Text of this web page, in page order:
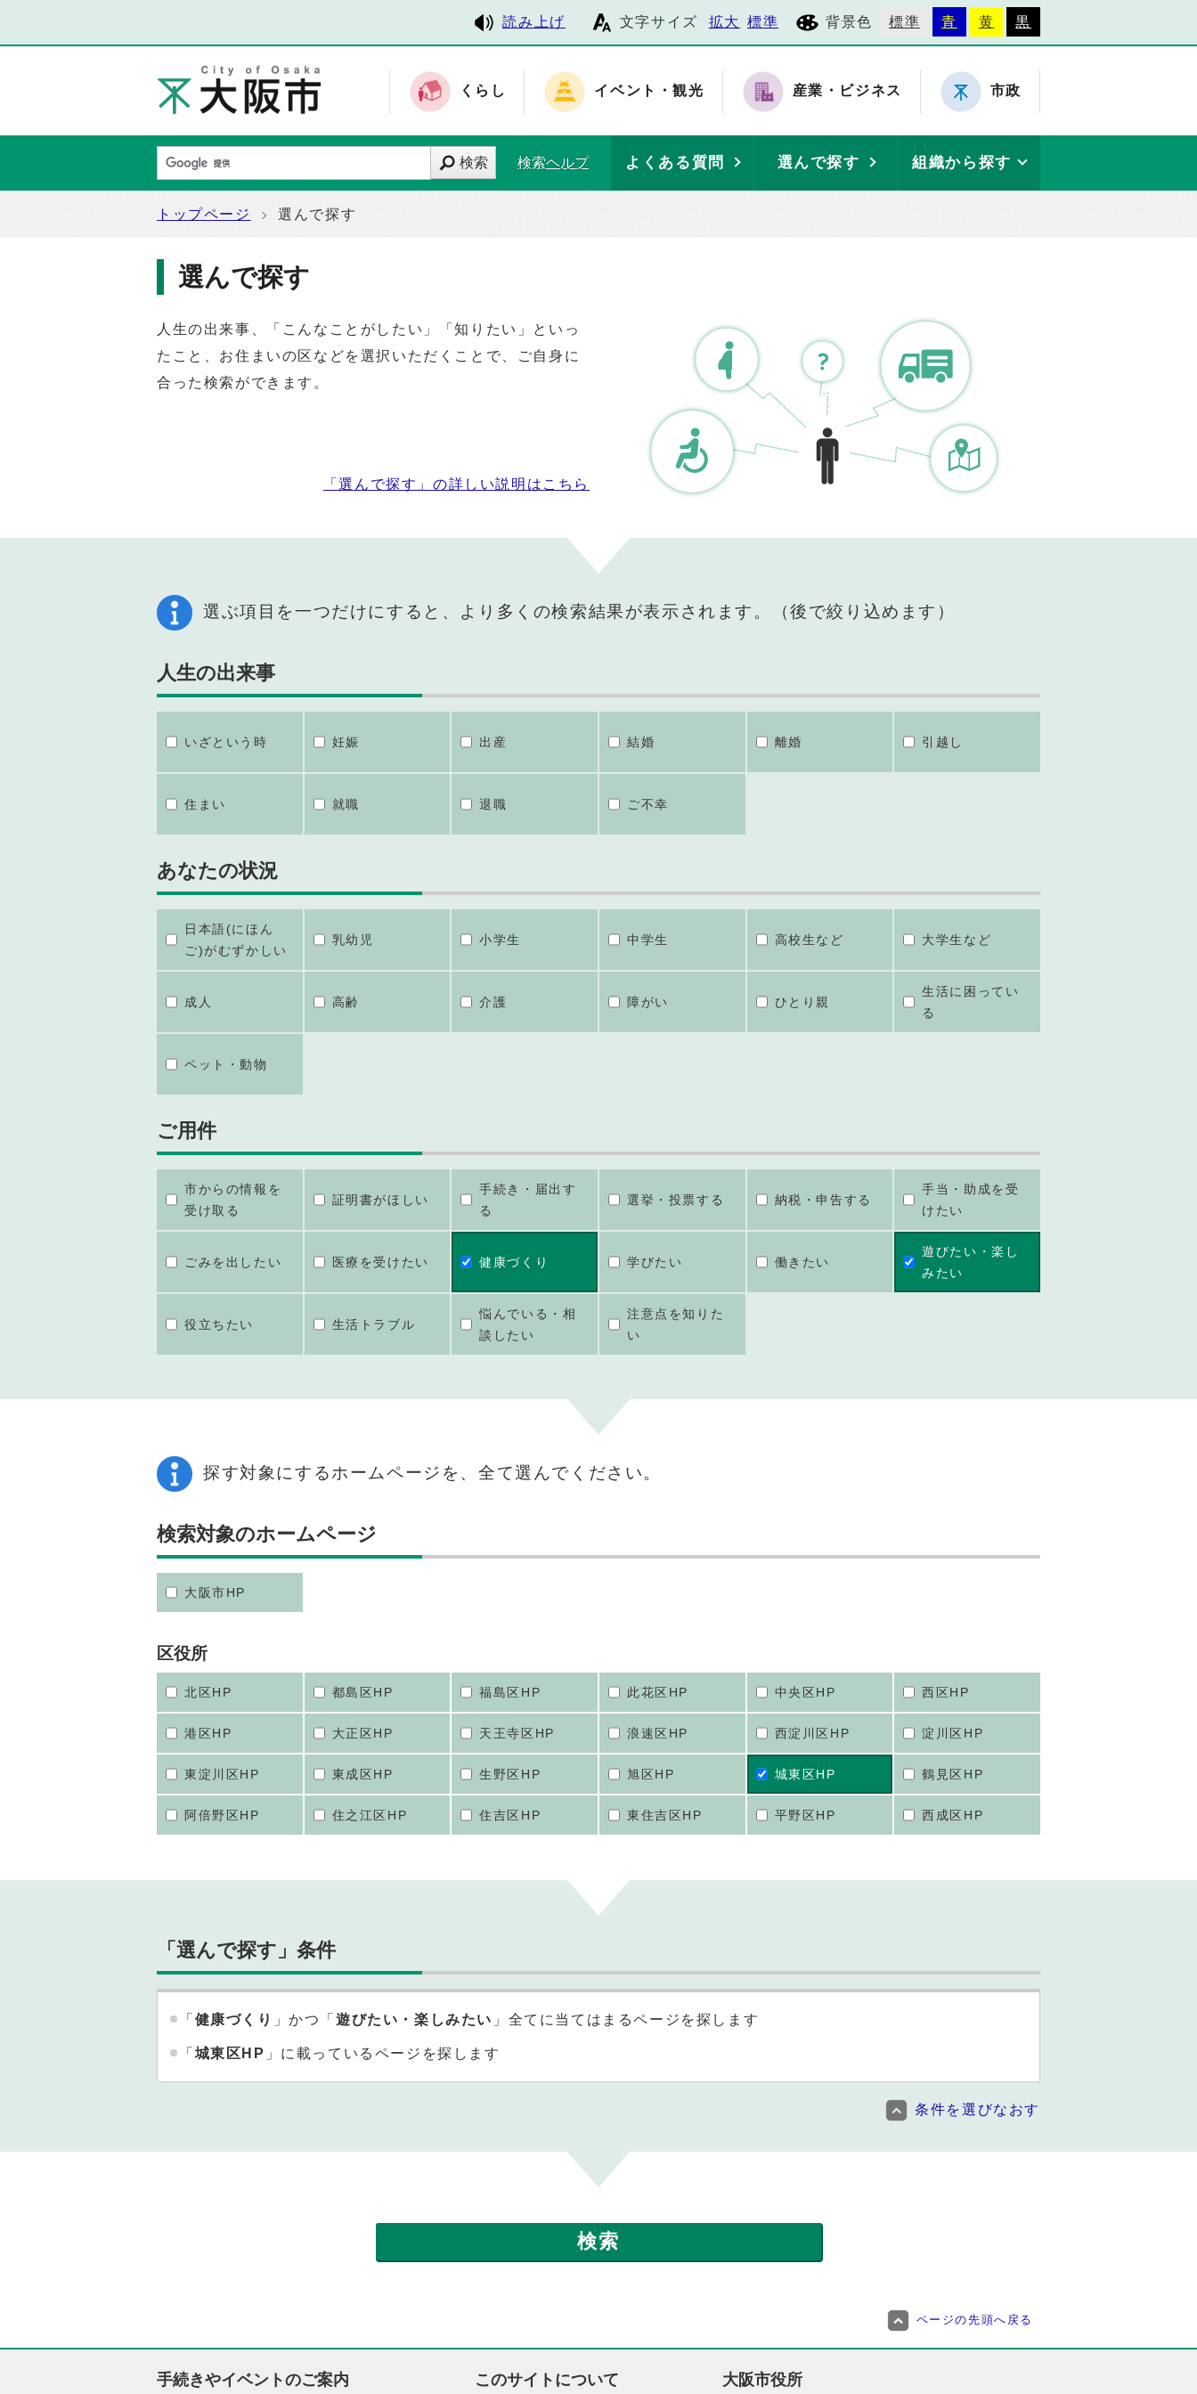
読み上げ 文字サイズ 拡大 標準 背景色 標準 青 黄 黒
くらし イベント・観光 産業・ビジネス 市政
検索 検索ヘルプ よくある質問 選んで探す 組織から探す
トップページ 選んで探す
選んで探す
人生の出来事、「こんなことがしたい」「知りたい」といっ
たこと、お住まいの区などを選択いただくことで、ご自身に
合った検索ができます。
「選んで探す」の詳しい説明はこちら
選ぶ項目を一つだけにすると、より多くの検索結果が表示されます。（後で絞り込めます）
人生の出来事
いざという時 妊娠 出産 結婚 離婚 引越し
住まい 就職 退職 ご不幸
あなたの状況
日本語(にほん
ご)がむずかしい
乳幼児 小学生 中学生 高校生など 大学生など
成人 高齢 介護 障がい ひとり親
生活に困ってい
る
ペット・動物
ご用件
市からの情報を
受け取る
証明書がほしい
手続き・届出す
る
選挙・投票する 納税・申告する
手当・助成を受
けたい
ごみを出したい 医療を受けたい 健康づくり 学びたい 働きたい
遊びたい・楽し
みたい
役立ちたい 生活トラブル
悩んでいる・相
談したい
注意点を知りた
い
探す対象にするホームページを、全て選んでください。
検索対象のホームページ
大阪市HP
区役所
北区HP 都島区HP 福島区HP 此花区HP 中央区HP 西区HP
港区HP 大正区HP 天王寺区HP 浪速区HP 西淀川区HP 淀川区HP
東淀川区HP 東成区HP 生野区HP 旭区HP 城東区HP 鶴見区HP
阿倍野区HP 住之江区HP 住吉区HP 東住吉区HP 平野区HP 西成区HP
「選んで探す」条件
「 健康づくり 」かつ「遊びたい・楽しみたい 」全てに当てはまるページを探します
「 城東区HP 」に載っているページを探します
条件を選びなおす
ページの先頭へ戻る
手続きやイベントのご案内 このサイトについて 大阪市役所